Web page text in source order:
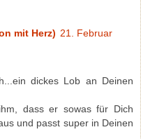
mit Herz) 21. Februar
dickes Lob an Deinen
dass er sowas für Dich
und passt super in Deinen